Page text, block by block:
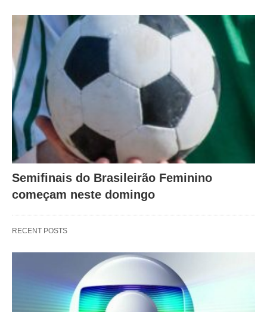
Semifinais do Brasileirão Feminino
começam neste domingo
RECENT POSTS